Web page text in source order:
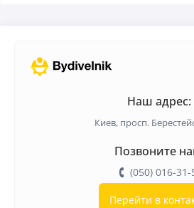
Наш адрес:
Киев, просп.
Позвоните
(050) 016-31-
Перейти в